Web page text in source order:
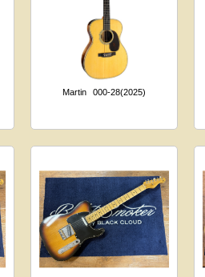
Martin 000-28(2025)